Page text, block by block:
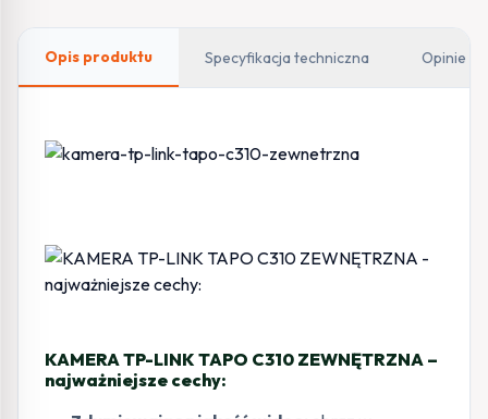
Opis produktu Specyfikacja techniczna Opinie
KAMERA TP-LINK TAPO C310 ZEWNĘTRZNA –
najważniejsze cechy: